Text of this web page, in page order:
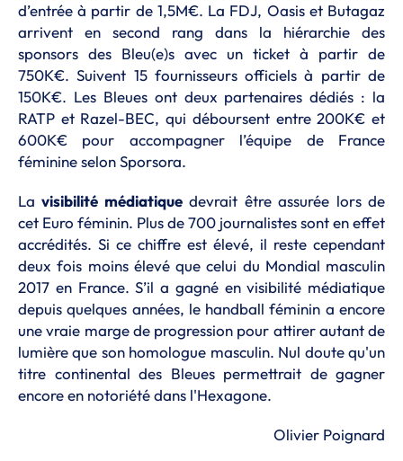
d’entrée à partir de 1,5M€. La FDJ, Oasis et Butagaz
arrivent en second rang dans la hiérarchie des
sponsors des Bleu(e)s avec un ticket à partir de
750K€. Suivent 15 fournisseurs officiels à partir de
150K€. Les Bleues ont deux partenaires dédiés : la
RATP et Razel-BEC, qui déboursent entre 200K€ et
600K€ pour accompagner l’équipe de France
féminine selon Sporsora.
Lavisibilité médiatiquedevrait être assurée lors de
cet Euro féminin. Plus de 700 journalistes sont en effet
accrédités. Si ce chiffre est élevé, il reste cependant
deux fois moins élevé que celui du Mondial masculin
2017 en France. S’il a gagné en visibilité médiatique
depuis quelques années, le handball féminin a encore
une vraie marge de progression pour attirer autant de
lumière que son homologue masculin. Nul doute qu'un
titre continental des Bleues permettrait de gagner
encore en notoriété dans l'Hexagone.
Olivier Poignard